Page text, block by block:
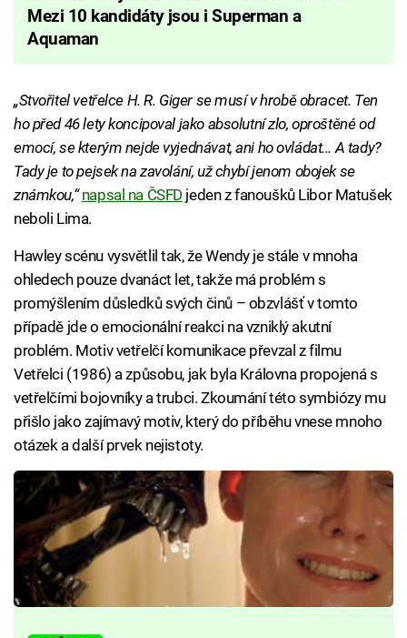
Mezi 10 kandidáty jsou i Superman a
Aquaman
„Stvořitel vetřelce H. R. Giger se musí v hrobě obracet. Ten
ho před 46 lety koncipoval jako absolutní zlo, oproštěné od
emocí, se kterým nejde vyjednávat, ani ho ovládat... A tady?
Tady je to pejsek na zavolání, už chybí jenom obojek se
známkou,“ napsal na ČSFDjeden z fanoušků Libor Matušek
neboli Lima.
Hawley scénu vysvětlil tak, že Wendy je stále v mnoha
ohledech pouze dvanáct let, takže má problém s
promýšlením důsledků svých činů – obzvlášť v tomto
případě jde o emocionální reakci na vzniklý akutní
problém. Motiv vetřelčí komunikace převzal z filmu
Vetřelci (1986) a způsobu, jak byla Královna propojená s
vetřelčími bojovníky a trubci. Zkoumání této symbiózy mu
přišlo jako zajímavý motiv, který do příběhu vnese mnoho
otázek a další prvek nejistoty.